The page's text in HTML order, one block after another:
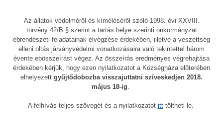
Az állatok védelméről és kíméléséről szóló 1998. évi XXVIII.
törvény 42/B.§ szerint a tartás helye szerinti önkormányzat
ebrendészeti feladatainak elvégzése érdekében, illetve a veszettség
elleni oltás járványvédelmi vonatkozásaira való tekintettel három
évente ebösszeírást végez. Az összeírás eredményes végrehajtása
érdekében kérjük, hogy ezen nyilatkozatot a Községháza előterében
elhelyezett gyűjtődobozba visszajuttatni szíveskedjen 2018.
május 18-ig
A felhívás teljes szövegét és a nyilatkozatot itttöltheti le.